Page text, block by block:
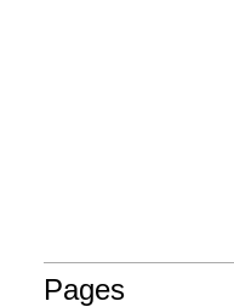
Pages